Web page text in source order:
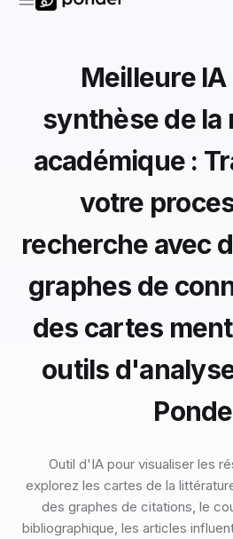
Meilleure
synthèse de la
académique :
votre
recherche avec
graphes de
des cartes
outils d'analyse
Outil d'IA pour visualiser les
explorez les cartes de la
des graphes de citations, le
bibliographique, les articles